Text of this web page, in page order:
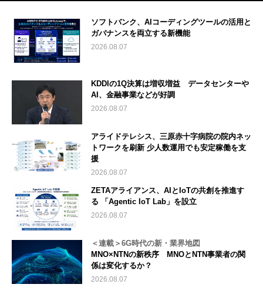
ソフトバンク、AIコーディングツールの活用と
ガバナンスを両立する新機能
2026.08.07
KDDIの1Q決算は増収増益 データセンターや
AI、金融事業などが好調
2026.08.07
アライドテレシス、三原赤十字病院の院内ネッ
トワークを刷新 少人数運用でも安定稼働を支
援
2026.08.07
ZETAアライアンス、AIとIoTの共創を推進す
る 「Agentic IoT Lab」を設立
2026.08.07
＜連載＞6G時代の新・業界地図
MNO×NTNの新秩序 MNOとNTN事業者の関
係は変化するか？
2026.08.07